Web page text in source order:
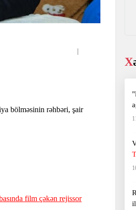
bölməsinin rəhbəri, şair
film çəkən rejissor